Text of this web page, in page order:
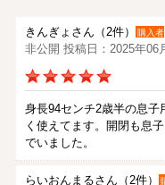
きんぎょさん（2件） 購入者
非公開 投稿日：2025年06
身長94センチ2歳半の息子
く使えてます。開閉も息
でいました。
らいおんまるさん（2件）